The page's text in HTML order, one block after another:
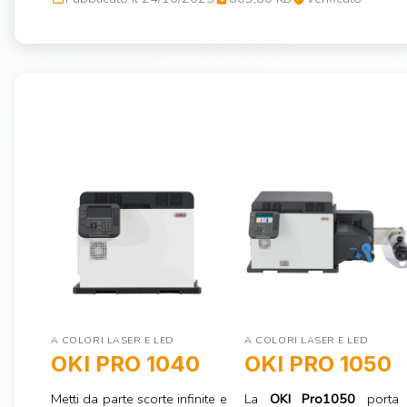
A COLORI LASER E LED
OKI PRO 1040
Metti da parte scorte infinite e
A COLORI LASER E LED
OKI PRO 1050
La OKI Pro1050 porta